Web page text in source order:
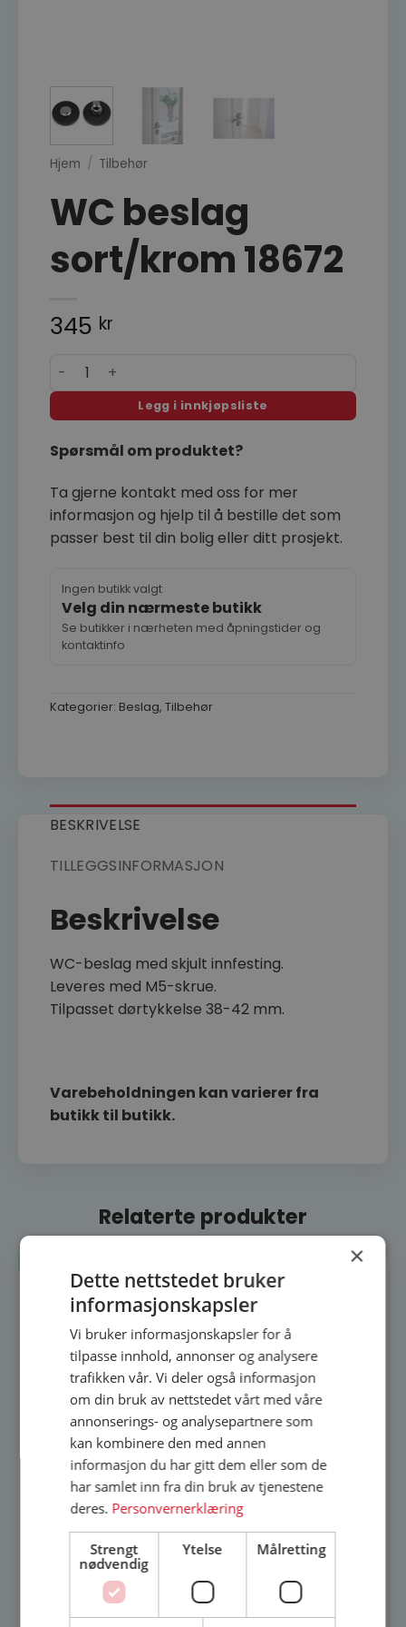
Hjem / Tilbehør
WC beslag
sort/krom 18672
345 kr
WC beslag sort/krom 18672 antall
Legg i innkjøpsliste
Spørsmål om produktet?
Ta gjerne kontakt med oss for mer
informasjon og hjelp til å bestille det som
passer best til din bolig eller ditt prosjekt.
Ingen butikk valgt
Velg din nærmeste butikk
Se butikker i nærheten med åpningstider og
kontaktinfo
Kategorier: Beslag, Tilbehør
BESKRIVELSE
TILLEGGSINFORMASJON
Beskrivelse
WC-beslag med skjult innfesting.
Leveres med M5-skrue.
Tilpasset dørtykkelse 38-42 mm.
Varebeholdningen kan varierer fra
butikk til butikk.
Relaterte produkter
×
Dette nettstedet bruker
informasjonskapsler
Vi bruker informasjonskapsler for å
tilpasse innhold, annonser og analysere
trafikken vår. Vi deler også informasjon
om din bruk av nettstedet vårt med våre
annonserings- og analysepartnere som
kan kombinere den med annen
informasjon du har gitt dem eller som de
har samlet inn fra din bruk av tjenestene
deres. Personvernerklæring
Strengt
nødvendig
Ytelse Målretting